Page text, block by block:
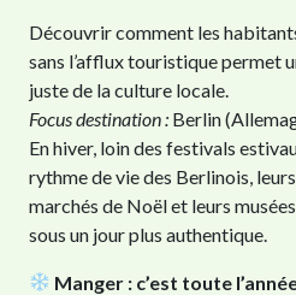
Découvrir comment les
sans l’afflux touristique permet
juste de la culture locale.
Focus destination : Berlin
En hiver, loin des festivals
rythme de vie des Berlinois,
marchés de Noël et leurs
sous un jour plus authentique.
Manger : c’est toute